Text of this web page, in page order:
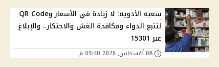
شعبة الأدوية: لا زيادة في الأسعار وQR Code
لتتبع الدواء ومكافحة الغش والاحتكار.. والإبلاغ
عبر 15301